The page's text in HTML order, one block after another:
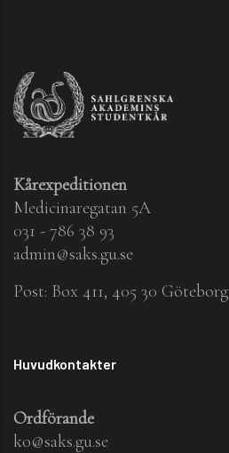
Kårexpeditionen
Medicinaregatan 5A
031 - 786 38 93
admin@saks.gu.se
Post: Box 411, 405 30 Göteborg
Huvudkontakter
Ordförande
ko@saks.gu.se